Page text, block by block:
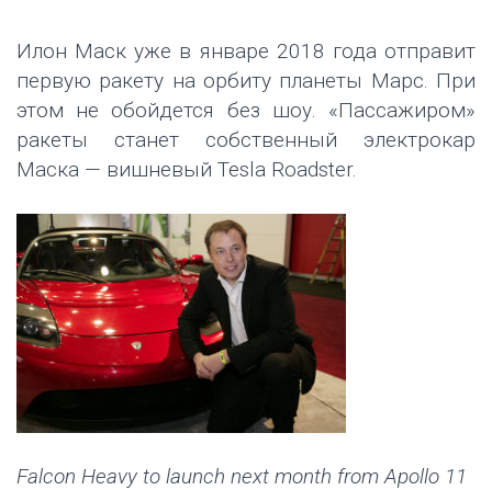
Илон Маск уже в январе 2018 года отправит
первую ракету на орбиту планеты Марс. При
этом не обойдется без шоу. «Пассажиром»
ракеты станет собственный электрокар
Маска — вишневый Tesla Roadster.
Falcon Heavy to launch next month from Apollo 11